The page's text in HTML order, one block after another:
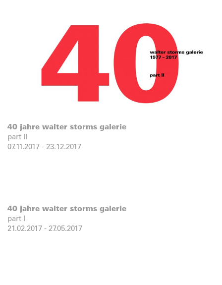
40 jahre walter storms galerie
part II
07.11.2017 - 23.12.2017
40 jahre walter storms galerie
part I
21.02.2017 - 27.05.2017